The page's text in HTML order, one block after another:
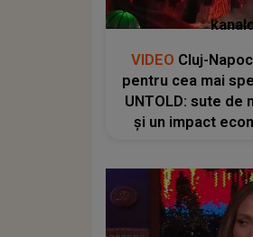
VIDEO Cluj-
pentru cea mai
UNTOLD: sute de
și un impact